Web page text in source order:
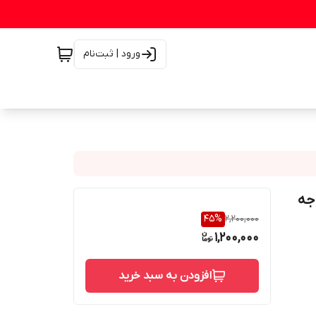
ورود | ثبت‌نام
2,200,000
45%
1,200,000
افزودن به سبد خرید